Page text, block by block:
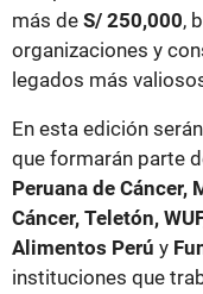
más de S/ 250,000,
organizaciones y
legados más
En esta edición serán
que formarán parte
Peruana de Cáncer,
Cáncer, Teletón,
Alimentos Perú y
instituciones que